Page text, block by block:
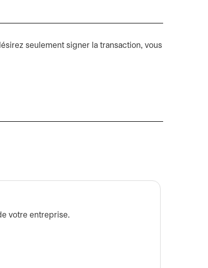
seulement signer la transaction, vous
votre entreprise.